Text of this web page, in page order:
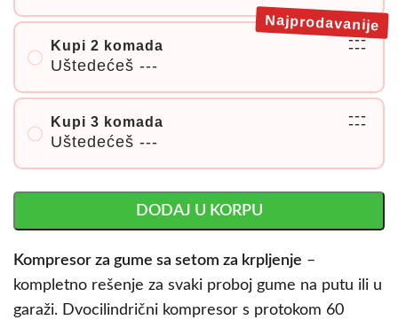
Kupi 2 komada
Uštedećeš ---
---
---
Najprodavanije
Kupi 3 komada
Uštedećeš ---
---
---
DODAJ U KORPU
Kompresor za gume sa setom za krpljenje –
kompletno rešenje za svaki proboj gume na putu ili u
garaži. Dvocilindrični kompresor s protokom 60